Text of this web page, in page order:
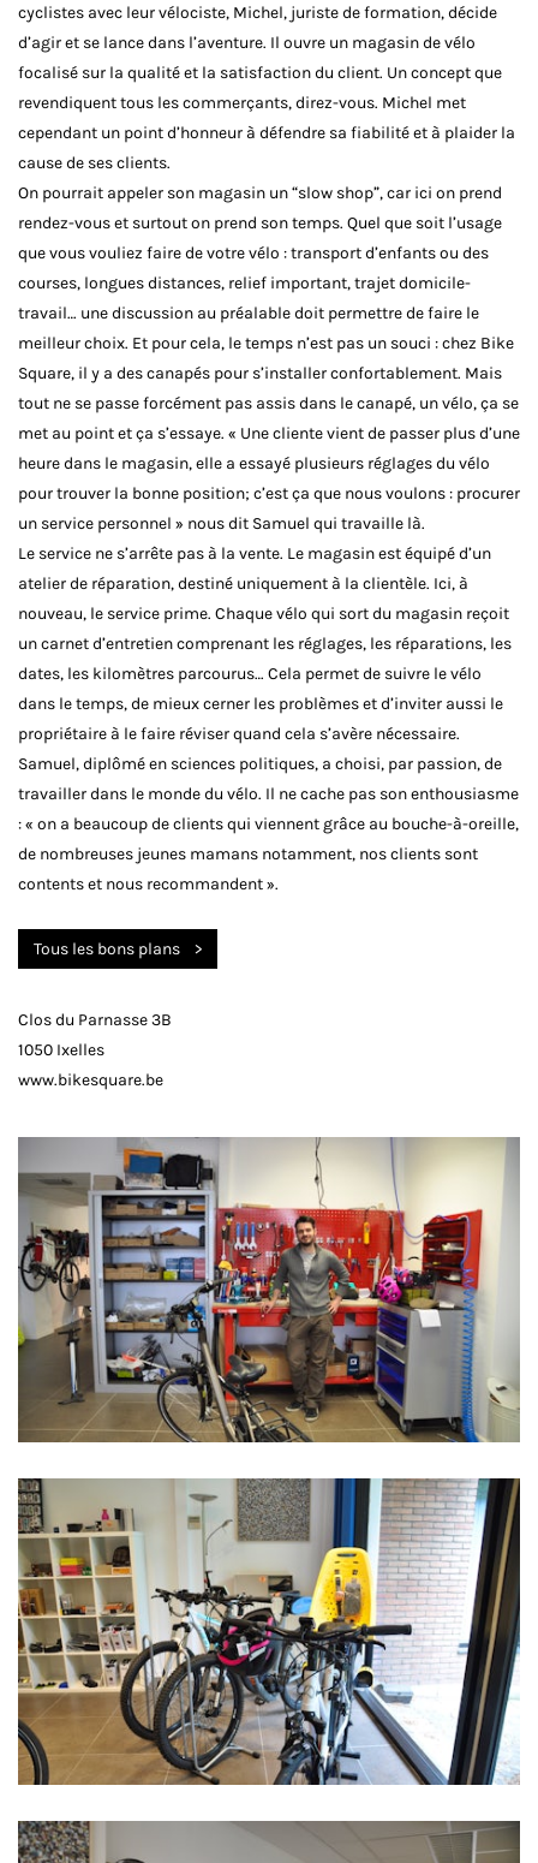
cyclistes avec leur vélociste, Michel, juriste de formation, décide
d’agir et se lance dans l’aventure. Il ouvre un magasin de vélo
focalisé sur la qualité et la satisfaction du client. Un concept que
revendiquent tous les commerçants, direz-vous. Michel met
cependant un point d’honneur à défendre sa fiabilité et à plaider la
cause de ses clients.
On pourrait appeler son magasin un “slow shop”, car ici on prend
rendez-vous et surtout on prend son temps. Quel que soit l’usage
que vous vouliez faire de votre vélo : transport d’enfants ou des
courses, longues distances, relief important, trajet domicile-
travail… une discussion au préalable doit permettre de faire le
meilleur choix. Et pour cela, le temps n’est pas un souci : chez Bike
Square, il y a des canapés pour s’installer confortablement. Mais
tout ne se passe forcément pas assis dans le canapé, un vélo, ça se
met au point et ça s’essaye. « Une cliente vient de passer plus d’une
heure dans le magasin, elle a essayé plusieurs réglages du vélo
pour trouver la bonne position; c’est ça que nous voulons : procurer
un service personnel » nous dit Samuel qui travaille là.
Le service ne s’arrête pas à la vente. Le magasin est équipé d’un
atelier de réparation, destiné uniquement à la clientèle. Ici, à
nouveau, le service prime. Chaque vélo qui sort du magasin reçoit
un carnet d’entretien comprenant les réglages, les réparations, les
dates, les kilomètres parcourus… Cela permet de suivre le vélo
dans le temps, de mieux cerner les problèmes et d’inviter aussi le
propriétaire à le faire réviser quand cela s’avère nécessaire.
Samuel, diplômé en sciences politiques, a choisi, par passion, de
travailler dans le monde du vélo. Il ne cache pas son enthousiasme
: « on a beaucoup de clients qui viennent grâce au bouche-à-oreille,
de nombreuses jeunes mamans notamment, nos clients sont
contents et nous recommandent ».
Tous les bons plans
Clos du Parnasse 3B
1050 Ixelles
www.bikesquare.be